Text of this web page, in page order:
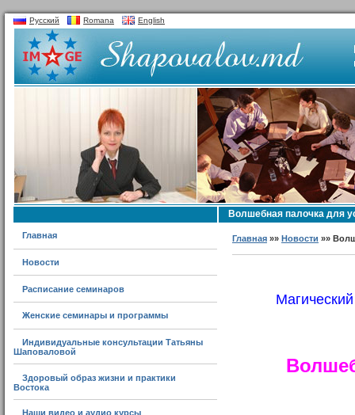
Русский Romana English
Главная
Новости
Расписание семинаров
Женские семинары и программы
Индивидуальные консультации Татьяны
Шаповаловой
Здоровый образ жизни и практики
Востока
Наши видео и аудио курсы
Волшебная палочка для
Главная »»Новости »»